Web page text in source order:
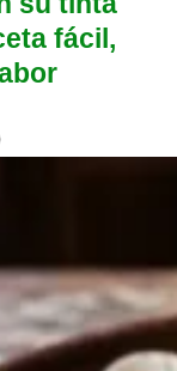
fácil,